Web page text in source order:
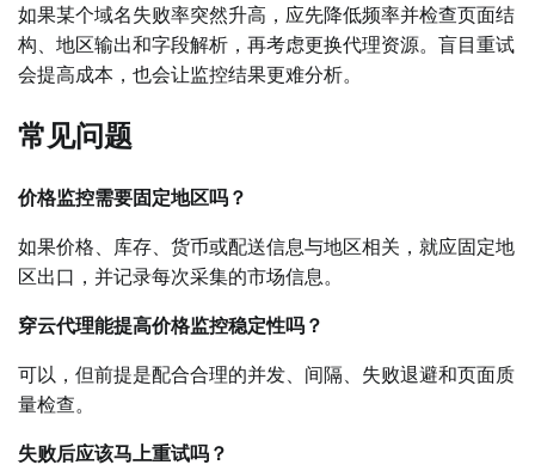
如果某个域名失败率突然升高，应先降低频率并检查页面结
构、地区输出和字段解析，再考虑更换代理资源。盲目重试
会提高成本，也会让监控结果更难分析。
常见问题
价格监控需要固定地区吗？
如果价格、库存、货币或配送信息与地区相关，就应固定地
区出口，并记录每次采集的市场信息。
穿云代理能提高价格监控稳定性吗？
可以，但前提是配合合理的并发、间隔、失败退避和页面质
量检查。
失败后应该马上重试吗？